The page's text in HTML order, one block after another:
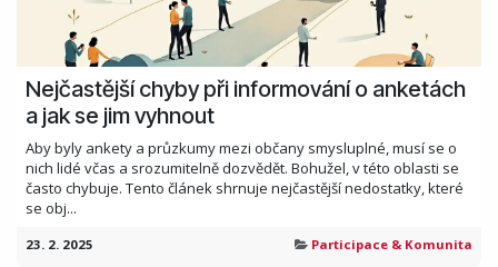
Nejčastější chyby při informování o anketách
a jak se jim vyhnout
Aby byly ankety a průzkumy mezi občany smysluplné, musí se o
nich lidé včas a srozumitelně dozvědět. Bohužel, v této oblasti se
často chybuje. Tento článek shrnuje nejčastější nedostatky, které
se obj...
23. 2. 2025 Participace & Komunita